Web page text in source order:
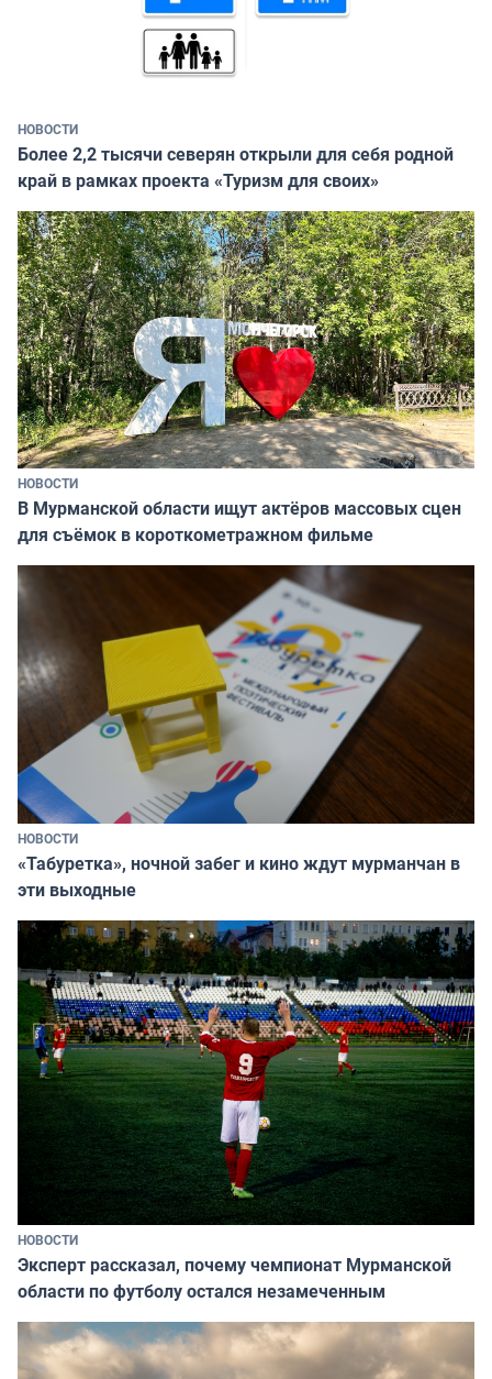
НОВОСТИ
Более 2,2 тысячи северян открыли для себя родной
край в рамках проекта «Туризм для своих»
НОВОСТИ
В Мурманской области ищут актёров массовых сцен
для съёмок в короткометражном фильме
НОВОСТИ
«Табуретка», ночной забег и кино ждут мурманчан в
эти выходные
НОВОСТИ
Эксперт рассказал, почему чемпионат Мурманской
области по футболу остался незамеченным